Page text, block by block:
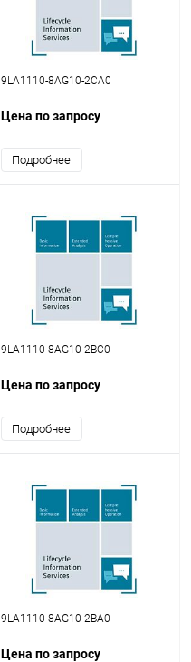
9LA1110-8AG10-2CA0
Цена по запросу
Подробнее
9LA1110-8AG10-2BC0
Цена по запросу
Подробнее
9LA1110-8AG10-2BA0
Цена по запросу